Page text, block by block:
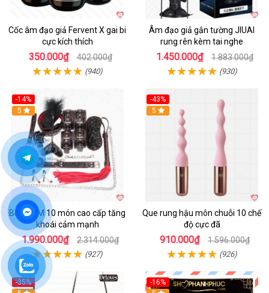
Cốc âm đạo giả Fervent X gai bi
cực kích thích
350.000₫ 402.000₫
(940)
Âm đạo giả gắn tường JIUAI
rung rên kèm tai nghe
1.450.000₫ 1.883.000₫
(930)
-14%
Hot
5
Bộ BDSM 10 món cao cấp tăng
khoái cảm mạnh
1.990.000₫ 2.314.000₫
(927)
-43%
5
Que rung hậu môn chuỗi 10 chế
độ cực đã
910.000₫ 1.596.000₫
(926)
-35%
-16%